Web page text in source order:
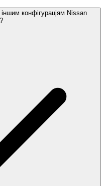
конфігураціям Nissan